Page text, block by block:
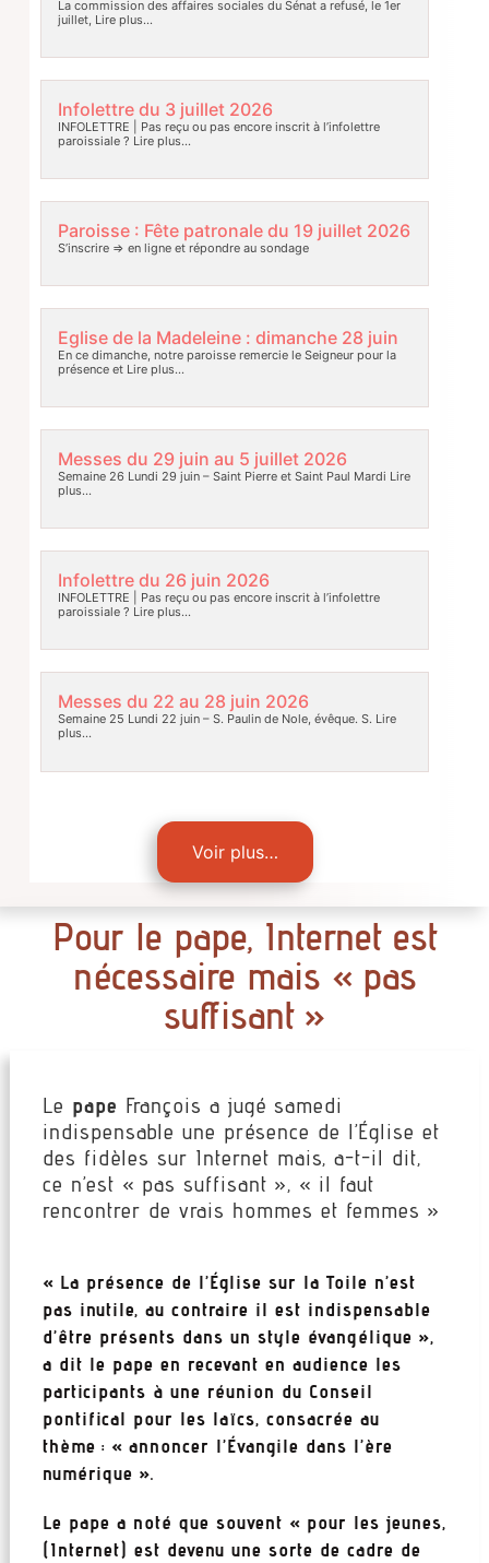
La commission des affaires sociales du Sénat a refusé, le 1er
juillet, Lire plus…
Infolettre du 3 juillet 2026
INFOLETTRE | Pas reçu ou pas encore inscrit à l’infolettre
paroissiale ? Lire plus…
Paroisse : Fête patronale du 19 juillet 2026
S’inscrire => en ligne et répondre au sondage
Eglise de la Madeleine : dimanche 28 juin
En ce dimanche, notre paroisse remercie le Seigneur pour la
présence etLire plus…
Messes du 29 juin au 5 juillet 2026
Semaine 26 Lundi 29 juin – Saint Pierre et Saint Paul Mardi Lire
plus…
Infolettre du 26 juin 2026
INFOLETTRE | Pas reçu ou pas encore inscrit à l’infolettre
paroissiale ? Lire plus…
Messes du 22 au 28 juin 2026
Semaine 25 Lundi 22 juin – S. Paulin de Nole, évêque. S. Lire
plus…
Voir plus…
Pour le pape, Internet est
nécessaire mais « pas
suffisant »
Le pape François a jugé samedi
indispensable une présence de l’Église et
des fidèles sur Internet mais, a-t-il dit,
ce n’est « pas suffisant », « il faut
rencontrer de vrais hommes et femmes »
« La présence de l’Église sur la Toile n’est
pas inutile, au contraire il est indispensable
d’être présents dans un style évangélique »,
a dit le pape en recevant en audience les
participants à une réunion du Conseil
pontifical pour les laïcs, consacrée au
thème : « annoncer l’Évangile dans l’ère
numérique ».
Le pape a noté que souvent « pour les jeunes,
(Internet) est devenu une sorte de cadre de